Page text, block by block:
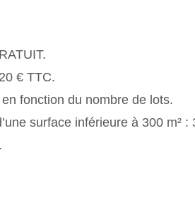
€ TTC.
fonction du nombre de lots.
surface inférieure à 300 m² :